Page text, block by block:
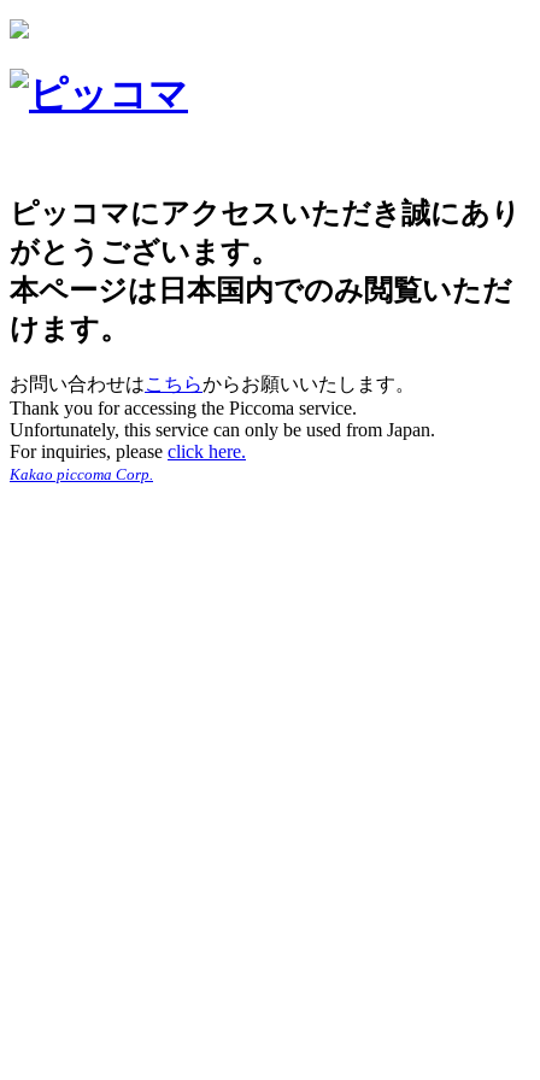
ピッコマにアクセスいただき誠にあり
がとうございます。
本ページは日本国内でのみ閲覧いただ
けます。
お問い合わせはこちらからお願いいたします。
Thank you for accessing the Piccoma service.
Unfortunately, this service can only be used from Japan.
For inquiries, please click here.
Kakao piccoma Corp.